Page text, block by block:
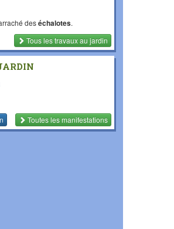
deséchalotes.
Tous les travauxau jardin
Toutes les manifestations